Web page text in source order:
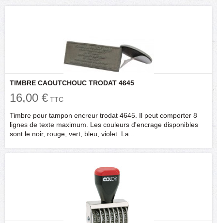
TIMBRE CAOUTCHOUC TRODAT 4645
16,00 € TTC
Timbre pour tampon encreur trodat 4645. Il peut comporter 8
lignes de texte maximum. Les couleurs d'encrage disponibles
sont le noir, rouge, vert, bleu, violet. La...